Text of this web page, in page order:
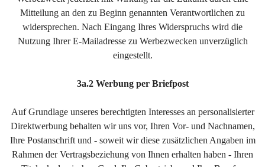
Mitteilung an den zu Beginn genannten Verantwortlichen zu
widersprechen. Nach Eingang Ihres Widerspruchs wird die
Nutzung Ihrer E-Mailadresse zu Werbezwecken unverzüglich
eingestellt.
3a.2 Werbung per Briefpost
Auf Grundlage unseres berechtigten Interesses an personalisierter
Direktwerbung behalten wir uns vor, Ihren Vor- und Nachnamen,
Ihre Postanschrift und - soweit wir diese zusätzlichen Angaben im
Rahmen der Vertragsbeziehung von Ihnen erhalten haben - Ihren